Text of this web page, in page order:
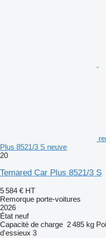
Plus 8521/3 S neuve
20
Temared Car Plus 8521/3 S
5 584 € HT
Remorque porte-voitures
2026
État neuf
Capacité de charge 2 485 kg
d'essieux 3